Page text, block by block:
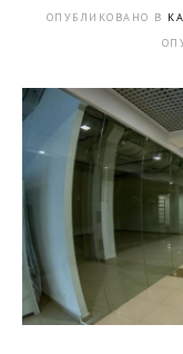
ОПУБЛИКОВАНО В